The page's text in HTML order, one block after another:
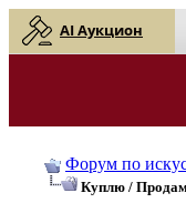
AI Аукцион
Форум по
Куплю /